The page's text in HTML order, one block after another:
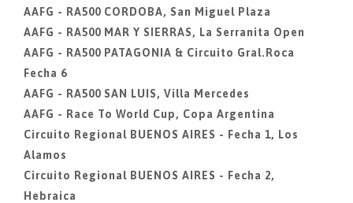
AAFG - RA500 CORDOBA, San Miguel Plaza
AAFG - RA500 MAR Y SIERRAS, La Serranita Open
AAFG - RA500 PATAGONIA & Circuito Gral.Roca
Fecha 6
AAFG - RA500 SAN LUIS, Villa Mercedes
AAFG - Race To World Cup, Copa Argentina
Circuito Regional BUENOS AIRES - Fecha 1, Los
Alamos
Circuito Regional BUENOS AIRES - Fecha 2,
Hebraica